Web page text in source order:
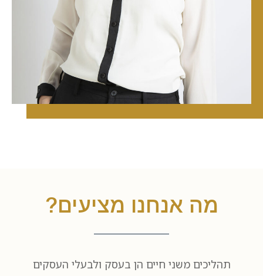
מה אנחנו מציעים?
תהליכים משני חיים הן בעסק ולבעלי העסקים